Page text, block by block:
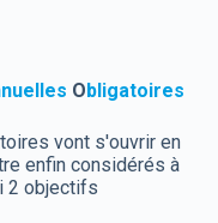
Obligatoires
vont s'ouvrir en
enfin considérés à
2 objectifs